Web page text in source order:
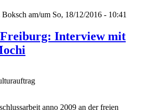
Boksch am/um So, 18/12/2016 - 10:41
Interview mit
anno 2009 an der freien